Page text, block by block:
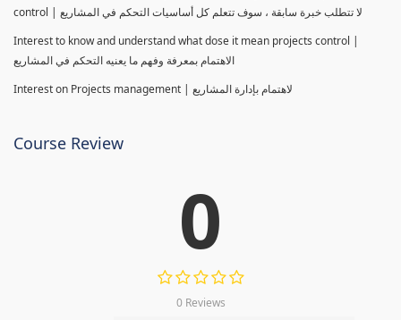
control | لا تتطلب خبرة سابقة ، سوف تتعلم كل أساسيات التحكم في المشاريع
Interest to know and understand what dose it mean projects control |
الاهتمام بمعرفة وفهم ما يعنيه التحكم في المشاريع
Interest on Projects management | لاهتمام بإدارة المشاريع
Course Review
0
0 Reviews